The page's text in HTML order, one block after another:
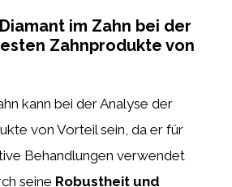
im Zahn bei der
Zahnprodukte von
kann bei der Analyse der
von Vorteil sein, da er für
Behandlungen verwendet
seine Robustheit und